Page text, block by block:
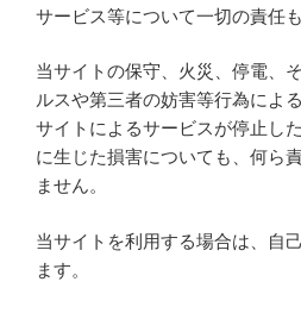
サービス等について一切の責任
当サイトの保守、火災、停電、
ルスや第三者の妨害等行為によ
サイトによるサービスが停止し
に生じた損害についても、何ら
ません。
当サイトを利用する場合は、自
ます。